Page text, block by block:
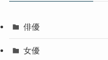
俳優
女優